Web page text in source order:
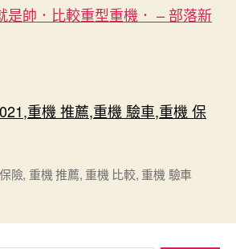
是帥．比較重型重機． – 部落新
,重機 推薦,重機 驗車,重機 保
險, 重機 推薦, 重機 比較, 重機 驗車